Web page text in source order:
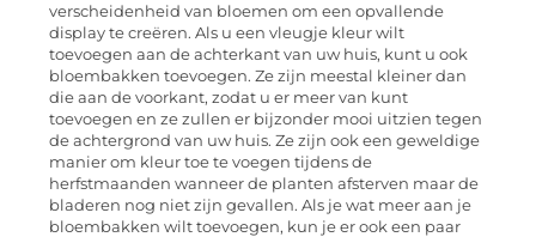
verscheidenheid van bloemen om een opvallende
display te creëren. Als u een vleugje kleur wilt
toevoegen aan de achterkant van uw huis, kunt u ook
bloembakken toevoegen. Ze zijn meestal kleiner dan
die aan de voorkant, zodat u er meer van kunt
toevoegen en ze zullen er bijzonder mooi uitzien tegen
de achtergrond van uw huis. Ze zijn ook een geweldige
manier om kleur toe te voegen tijdens de
herfstmaanden wanneer de planten afsterven maar de
bladeren nog niet zijn gevallen. Als je wat meer aan je
bloembakken wilt toevoegen, kun je er ook een paar